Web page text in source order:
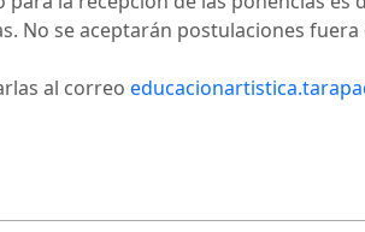
No se aceptarán postulaciones
al correo